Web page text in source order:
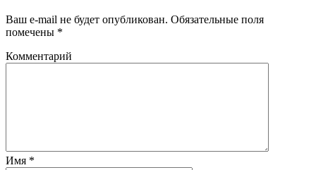
Ваш e-mail не будет опубликован. Обязательные поля
помечены *
Комментарий
Имя *